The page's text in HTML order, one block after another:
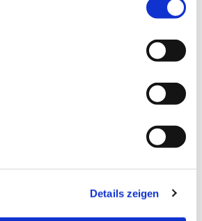
Details zeigen
Sie auch